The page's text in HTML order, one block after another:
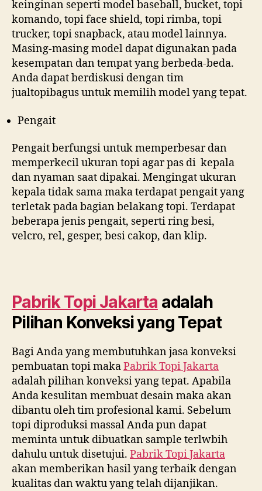
keinginan seperti model baseball, bucket, topi
komando, topi face shield, topi rimba, topi
trucker, topi snapback, atau model lainnya.
Masing-masing model dapat digunakan pada
kesempatan dan tempat yang berbeda-beda.
Anda dapat berdiskusi dengan tim
jualtopibagus untuk memilih model yang tepat.
Pengait
Pengait berfungsi untuk memperbesar dan
memperkecil ukuran topi agar pas di kepala
dan nyaman saat dipakai. Mengingat ukuran
kepala tidak sama maka terdapat pengait yang
terletak pada bagian belakang topi. Terdapat
beberapa jenis pengait, seperti ring besi,
velcro, rel, gesper, besi cakop, dan klip.
Pabrik Topi Jakarta adalah
Pilihan Konveksi yang Tepat
Bagi Anda yang membutuhkan jasa konveksi
pembuatan topi makaPabrik Topi Jakarta
adalah pilihan konveksi yang tepat. Apabila
Anda kesulitan membuat desain maka akan
dibantu oleh tim profesional kami. Sebelum
topi diproduksi massal Anda pun dapat
meminta untuk dibuatkan sample terlwbih
dahulu untuk disetujui. Pabrik Topi Jakarta
akan memberikan hasil yang terbaik dengan
kualitas dan waktu yang telah dijanjikan.